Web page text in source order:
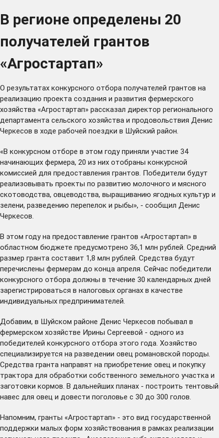
В регионе определены 20
получателей грантов
«Агростартап»
О результатах конкурсного отбора получателей грантов на
реализацию проекта создания и развития фермерского
хозяйства «Агростартап» рассказал директор регионального
департамента сельского хозяйства и продовольствия Денис
Черкесов в ходе рабочей поездки в Шуйский район.
«В конкурсном отборе в этом году приняли участие 34
начинающих фермера, 20 из них отобраны конкурсной
комиссией для предоставления грантов. Победители будут
реализовывать проекты по развитию молочного и мясного
скотоводства, овцеводства, выращиванию ягодных культур и
зелени, разведению перепелок и рыбы», - сообщил Денис
Черкесов.
В этом году на предоставление грантов «Агростартап» в
областном бюджете предусмотрено 36,1 млн рублей. Средний
размер гранта составит 1,8 млн рублей. Средства будут
перечислены фермерам до конца апреля. Сейчас победители
конкурсного отбора должны в течение 30 календарных дней
зарегистрироваться в налоговых органах в качестве
индивидуальных предпринимателей.
Добавим, в Шуйском районе Денис Черкесов побывал в
фермерском хозяйстве Ирины Сергеевой - одного из
победителей конкурсного отбора этого года. Хозяйство
специализируется на разведении овец романовской породы.
Средства гранта направят на приобретение овец и покупку
трактора для обработки собственного земельного участка и
заготовки кормов. В дальнейших планах - построить тентовый
навес для овец и довести поголовье с 30 до 300 голов.
Напомним, гранты «Агростартап» - это вид государственной
поддержки малых форм хозяйствования в рамках реализации